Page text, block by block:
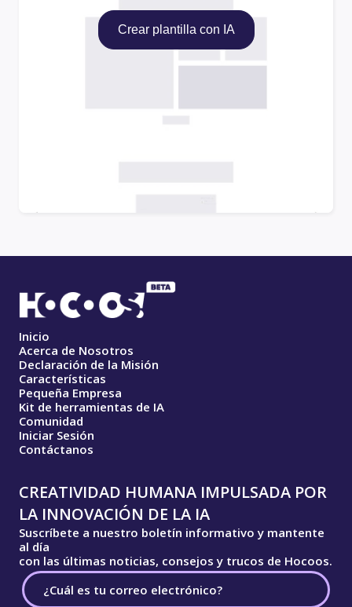
Crear plantilla con IA
Inicio
Acerca de Nosotros
Declaración de la Misión
Características
Pequeña Empresa
Kit de herramientas de IA
Comunidad
Iniciar Sesión
Contáctanos
CREATIVIDAD HUMANA IMPULSADA POR
LA INNOVACIÓN DE LA IA
Suscríbete a nuestro boletín informativo y mantente
al día
con las últimas noticias, consejos y trucos de Hocoos.